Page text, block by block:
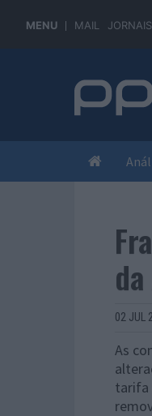
MENU MAIL JORNAIS
02 JUL
As
tarifa